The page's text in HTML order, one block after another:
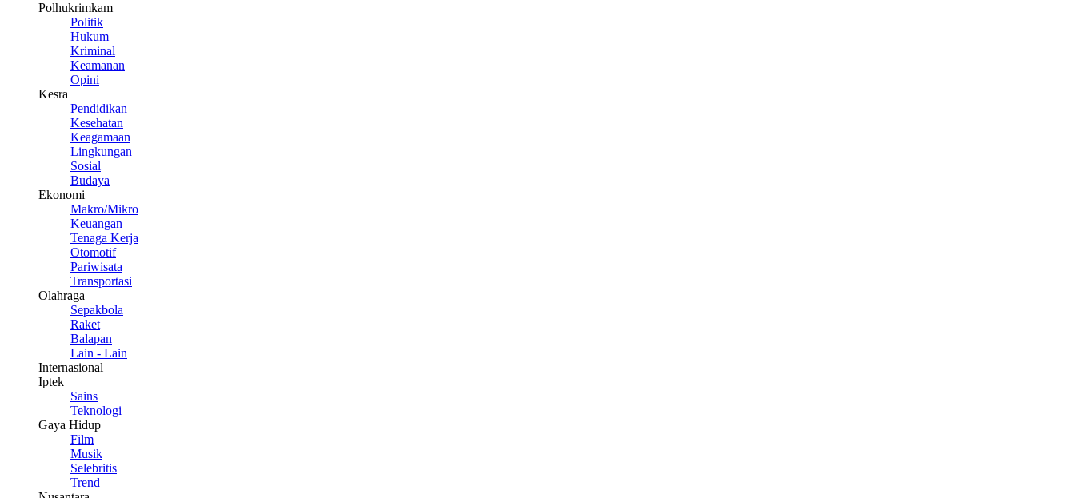
Polhukrimkam
Politik
Hukum
Kriminal
Keamanan
Opini
Kesra
Pendidikan
Kesehatan
Keagamaan
Lingkungan
Sosial
Budaya
Ekonomi
Makro/Mikro
Keuangan
Tenaga Kerja
Otomotif
Pariwisata
Transportasi
Olahraga
Sepakbola
Raket
Balapan
Lain - Lain
Internasional
Iptek
Sains
Teknologi
Gaya Hidup
Film
Musik
Selebritis
Trend